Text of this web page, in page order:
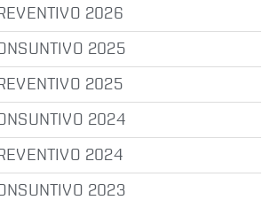
2026
2025
2025
2024
2024
2023